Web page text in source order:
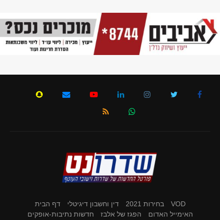
VOD בחירות 2021 דין וחשבון דיגיטלי
דף הבית
האימייל האדום
הפגז של אלבז חדשות נתיבות-אופקים